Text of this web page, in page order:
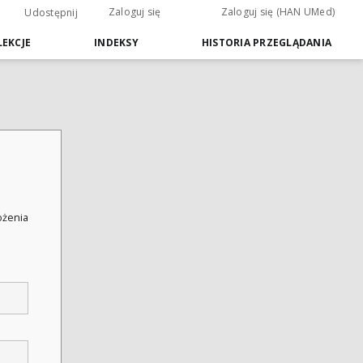
Udostępnij Zaloguj się Zaloguj się (HAN UMed)
INDEKSY HISTORIA PRZEGLĄDANIA